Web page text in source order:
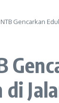
Gencarkan